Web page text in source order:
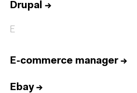
Drupal →
E
E-commerce manager→
Ebay→